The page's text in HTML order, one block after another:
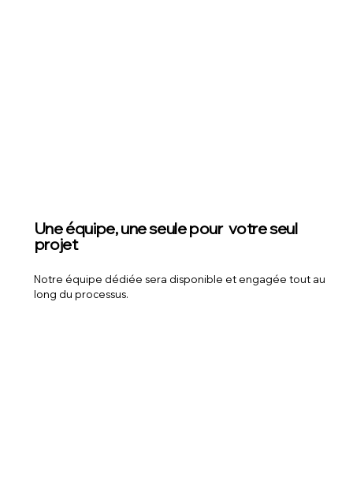
Une équipe, une seule pour votre seul
projet
Notre équipe dédiée sera disponible et engagée tout au
long du processus.